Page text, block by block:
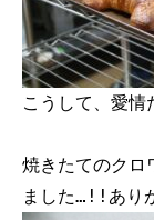
こうして、愛情
焼きたてのクロ
ました…!!あり